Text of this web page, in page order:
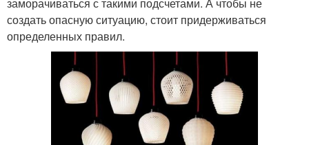
создать опасную ситуацию, стоит придерживаться
определенных правил.